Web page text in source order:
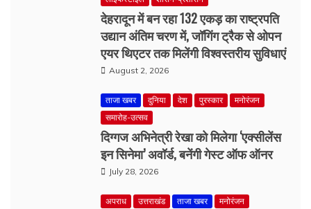
August 2, 2026
ताजा खबर दुनिया देश पुरस्कार
मनोरंजन
समारोह-उत्सव
दिग्गज अभिनेत्री रेखा को मिलेगा ‘एक्सीलेंस
इन सिनेमा’ अवॉर्ड, बनेंगी गेस्ट ऑफ ऑनर
July 28, 2026
अपराध उत्तराखंड ताजा खबर मनोरंजन
श्रीनगर के मोहित घिल्डियाल ने मायानगरी में
बनाई पहचान, राष्ट्रीय पुरस्कार विजेता
गढ़वाली फिल्म ‘ढोली’ के लीड अभिनेता बने